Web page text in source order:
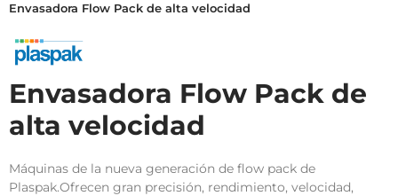
Envasadora Flow Pack de alta velocidad
Envasadora Flow Pack de
alta velocidad
Máquinas de la nueva generación de flow pack de
Plaspak.Ofrecen gran precisión, rendimiento, velocidad,